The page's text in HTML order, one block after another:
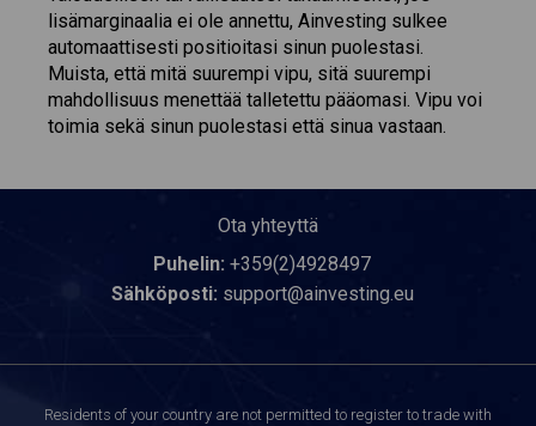
lisämarginaalia ei ole annettu, Ainvesting sulkee
automaattisesti positioitasi sinun puolestasi.
Muista, että mitä suurempi vipu, sitä suurempi
mahdollisuus menettää talletettu pääomasi. Vipu voi
toimia sekä sinun puolestasi että sinua vastaan.
Ota yhteyttä
Puhelin: +359(2)4928497
Sähköposti: support@ainvesting.eu
Residents of your country are not permitted to register to trade with